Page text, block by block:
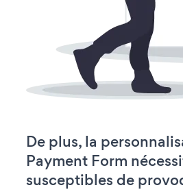
De plus, la
Payment Form
susceptibles de